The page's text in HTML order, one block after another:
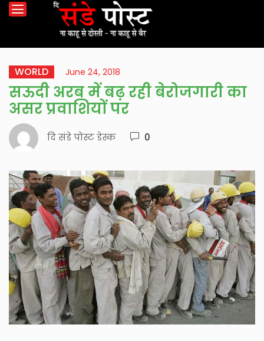
WORLD June 24, 2018
सऊदी अरब में बढ़ रही बेरोजगारी का
असर प्रवाशियों पर
दि संडे पोस्ट डेस्क 0